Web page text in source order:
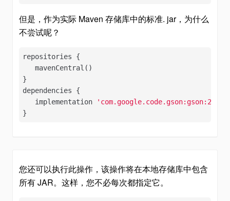
但是，作为实际 Maven 存储库中的标准. jar，为什么
不尝试呢？
repositories {
   mavenCentral()
}
dependencies {
   implementation
}
您还可以执行此操作，该操作将在本地存储库中包含
所有 JAR。这样，您不必每次都指定它。